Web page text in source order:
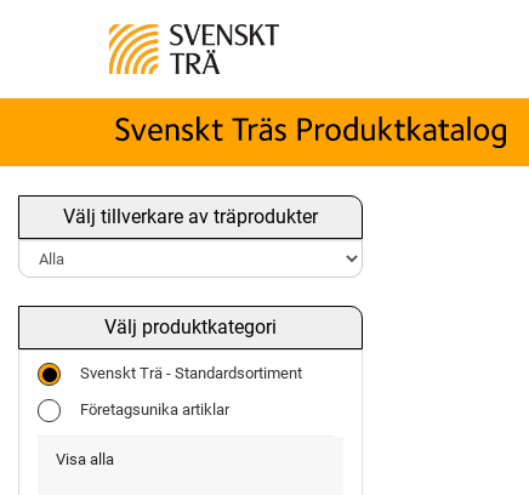
Välj tillverkare av träprodukter
Välj produktkategori
Svenskt Trä - Standardsortiment
Företagsunika artiklar
Visa alla